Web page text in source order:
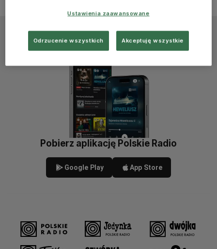
Pobierz aplikację Polskie Radio
Google Play App Store
Ustawienia zaawansowane
Odrzucenie wszystkich Akceptuję wszystkie